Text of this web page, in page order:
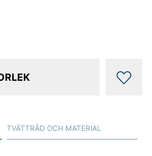
TVÄTTRÅD OCH MATERIAL